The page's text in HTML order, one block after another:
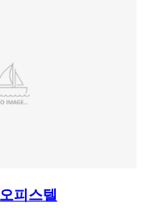
피스텔